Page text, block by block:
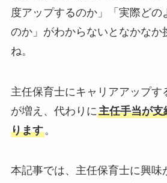
度アップするのか」「実際どの
のか」がわからないとなかなか
ね。
主任保育士にキャリアアップす
が増え、代わりに主任手当が支
ります。
本記事では、主任保育士に興味